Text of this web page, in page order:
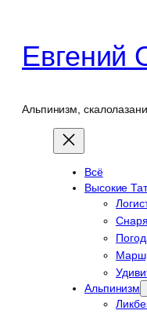
содержимому
Евгений
Альпинизм,
Всё
Высокие
Альпинизм